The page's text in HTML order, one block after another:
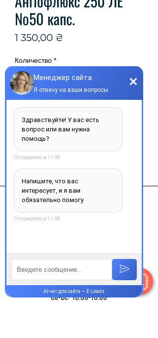
№50 капс.
1 350,00 ₴
Количество *
Добавить в корзину
Виробник
Контакты
Пн-Пт:9.00-18.00
Сб-Вс:10.00-16.00